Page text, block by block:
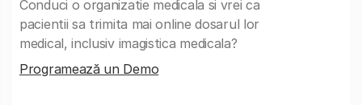
Conduci o organizatie medicala si vrei ca
pacientii sa trimita mai online dosarul lor
medical, inclusiv imagistica medicala?
Programează un Demo